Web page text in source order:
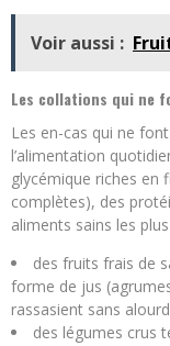
Voir aussi :
Les collations qui ne
Les en-cas qui ne
l’alimentation
glycémique riches en
complètes), des
aliments sains les
des fruits frais de
forme de jus
rassasient sans
des légumes crus